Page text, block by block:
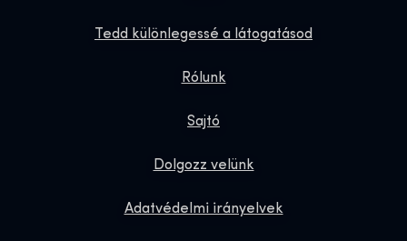
Tedd különlegessé a látogatásod
Rólunk
Sajtó
Dolgozz velünk
Adatvédelmi irányelvek